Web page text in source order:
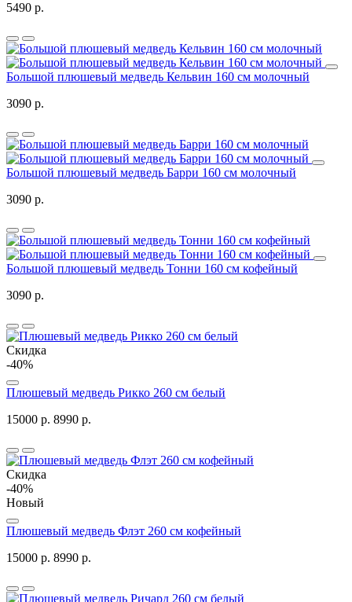
5490 р.
Большой плюшевый медведь Кельвин 160 см молочный
3090 р.
Большой плюшевый медведь Барри 160 см молочный
3090 р.
Большой плюшевый медведь Тонни 160 см кофейный
3090 р.
Скидка
-40%
Плюшевый медведь Рикко 260 см белый
15000 р. 8990 р.
Скидка
-40%
Новый
Плюшевый медведь Флэт 260 см кофейный
15000 р. 8990 р.